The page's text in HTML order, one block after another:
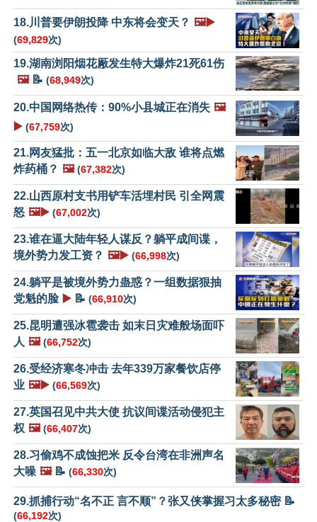
18.川普要伊朗投降 中东将会变天？ 🖼️▶️
(69,829次)
19.湖南浏阳烟花厰发生特大爆炸21死61伤
🖼️📝 (68,949次)
20.中国网络热传：90%小县城正在消失 🖼️
▶️ (67,759次)
21.网友猛批：五一北京如临大敌 谁将点燃
炸药桶？ 🖼️ (67,382次)
22.山西原村支书用铲车活埋村民 引全网震
怒 🖼️▶️ (67,002次)
23.谁在逼大陆年轻人谋反？躺平成间谍，
境外势力发工资？ 🖼️▶️ (66,998次)
24.躺平是被境外势力蛊惑？一组数据狠抽
党魁的脸 ▶️ 📝 (66,910次)
25.昆明遭强冰雹袭击 如末日灾难般场面吓
人 🖼️ (66,752次)
26.受经济寒冬冲击 去年339万家餐饮店停
业 🖼️▶️ (66,569次)
27.英国召见中共大使 抗议间谍活动侵犯主
权 🖼️ (66,407次)
28.习偷鸡不成蚀把米 反令台湾在非洲声名
大噪 🖼️📝 (66,330次)
29.抓捕行动“名不正 言不顺”？张又侠掌握习太多秘密 📝
(66,192次)